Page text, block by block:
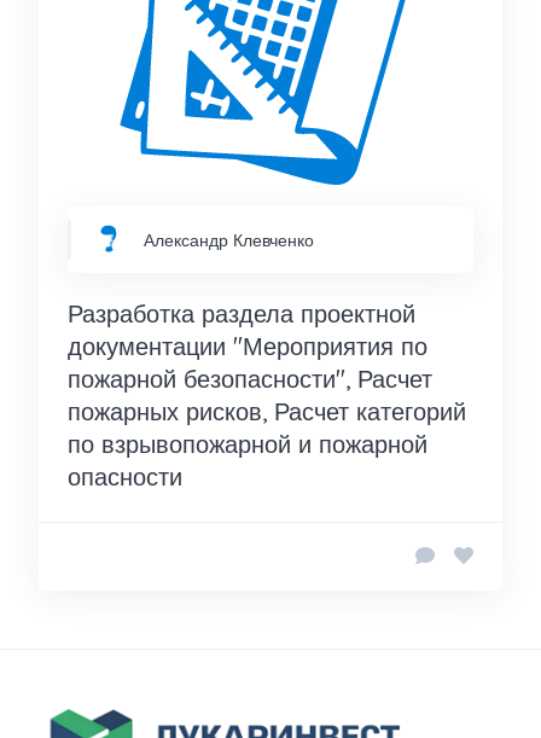
Александр Клевченко
Разработка раздела проектной
документации "Мероприятия по
пожарной безопасности", Расчет
пожарных рисков, Расчет категорий
по взрывопожарной и пожарной
опасности